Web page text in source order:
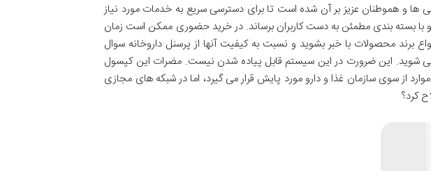
ها و هموطنان عزیز بر آن شده است تا برای دسترسی سریع به خدمات مورد نیاز
و با بسته بندی مطمئن به دست کاربران برساند. در خرید حضوری ممکن است زمان
برند محصولات با خبر بشوید و نسبت به کیفیت آنها از پرسنل داروخانه سوال
می شوید. این ضرورت در این سیستم قابل پیاده شدن نیست. مضرات این کپسول
از سوی سازمان غذا و دارو مورد پایش قرار می گیرد، اما در شبکه های مجازی
کرد؟